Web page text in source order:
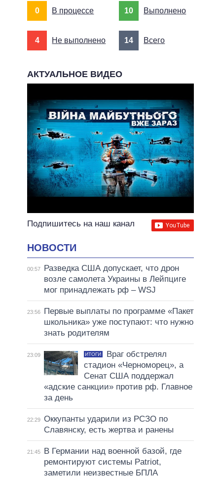
0 В процессе 10 Выполнено
4 Не выполнено 14 Всего
АКТУАЛЬНОЕ ВИДЕО
Подпишитесь на наш канал
НОВОСТИ
00:57
Разведка США допускает, что дрон
возле самолета Украины в Лейпциге
мог принадлежать рф – WSJ
23:56
Первые выплаты по программе «Пакет
школьника» уже поступают: что нужно
знать родителям
23:09 ИТОГИ
Враг обстрелял
стадион «Черноморец», а
Сенат США поддержал
«адские санкции» против рф. Главное
за день
22:29 Оккупанты ударили из РСЗО по
Славянску, есть жертва и ранены
21:45
В Германии над военной базой, где
ремонтируют системы Patriot,
заметили неизвестные БПЛА